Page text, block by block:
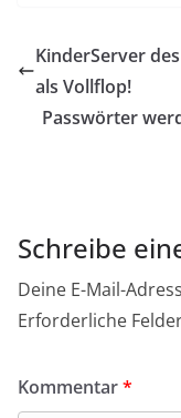
KinderServer
als Vollflop!
Passwörter
Schreibe
Deine E-Mail-
Erforderliche
Kommentar*